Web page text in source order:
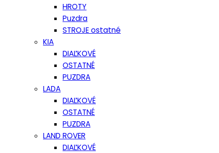
HROTY
Puzdra
STROJE ostatné
KIA
DIAĽKOVÉ
OSTATNÉ
PUZDRA
LADA
DIAĽKOVÉ
OSTATNÉ
PUZDRA
LAND ROVER
DIAĽKOVÉ